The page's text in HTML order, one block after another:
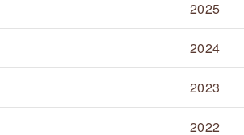
2025
2024
2023
2022